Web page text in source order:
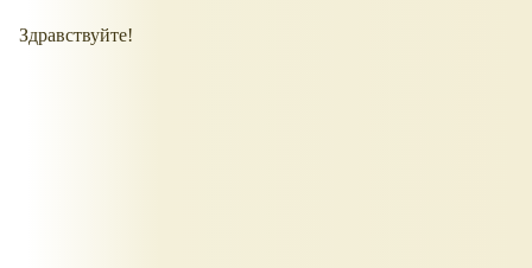
Здравствуйте!